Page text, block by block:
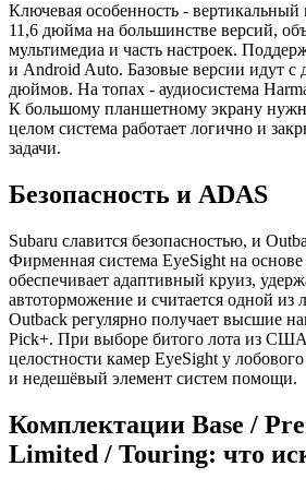
Ключевая особенность -
11,6 дюйма на большинстве версий,
мультимедиа и часть настроек.
и Android Auto. Базовые версии идут с
дюймов. На топах - аудиосистема
К большому планшетному экрану
целом система работает логично и
задачи.
Безопасность и ADAS
Subaru славится безопасностью, и
Фирменная система EyeSight на основе
обеспечивает адаптивный круиз,
автоторможение и считается одной из
Outback регулярно получает высшие
Pick+. При выборе битого лота из США
целостности камер EyeSight у
и недешёвый элемент систем помощи.
Комплектации Base /
Limited / Touring: что